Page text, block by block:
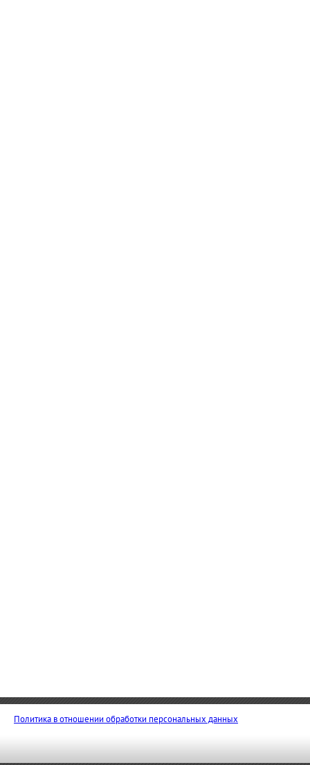
Политика в отношении обработки персональных данных